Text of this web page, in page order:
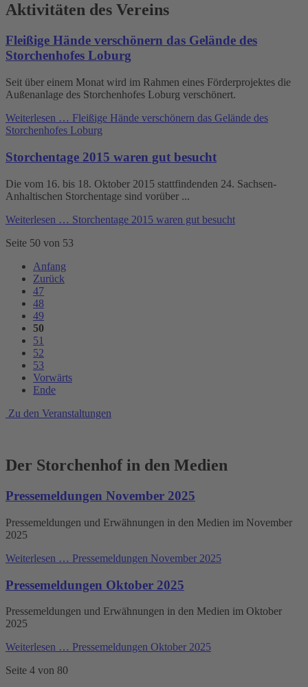
Aktivitäten des Vereins
Fleißige Hände verschönern das Gelände des
Storchenhofes Loburg
Seit über einem Monat wird im Rahmen eines Förderprojektes die
Außenanlage des Storchenhofes Loburg verschönert.
Weiterlesen … Fleißige Hände verschönern das Gelände des
Storchenhofes Loburg
Storchentage 2015 waren gut besucht
Die vom 16. bis 18. Oktober 2015 stattfindenden 24. Sachsen-
Anhaltischen Storchentage sind vorüber ...
Weiterlesen … Storchentage 2015 waren gut besucht
Seite 50 von 53
Anfang
Zurück
47
48
49
50
51
52
53
Vorwärts
Ende
Zu den Veranstaltungen
Der Storchenhof in den Medien
Pressemeldungen November 2025
Pressemeldungen und Erwähnungen in den Medien im November
2025
Weiterlesen … Pressemeldungen November 2025
Pressemeldungen Oktober 2025
Pressemeldungen und Erwähnungen in den Medien im Oktober
2025
Weiterlesen … Pressemeldungen Oktober 2025
Seite 4 von 80